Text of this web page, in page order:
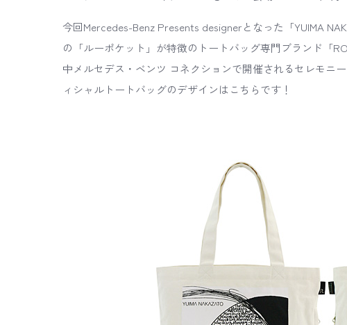
今回Mercedes-Benz Presents designerとなった「YUIMA
の「ルーポケット」が特徴のトートバッグ専門ブランド「
中メルセデス・ベンツ コネクションで開催されるセレモニ
ィシャルトートバッグのデザインはこちらです！